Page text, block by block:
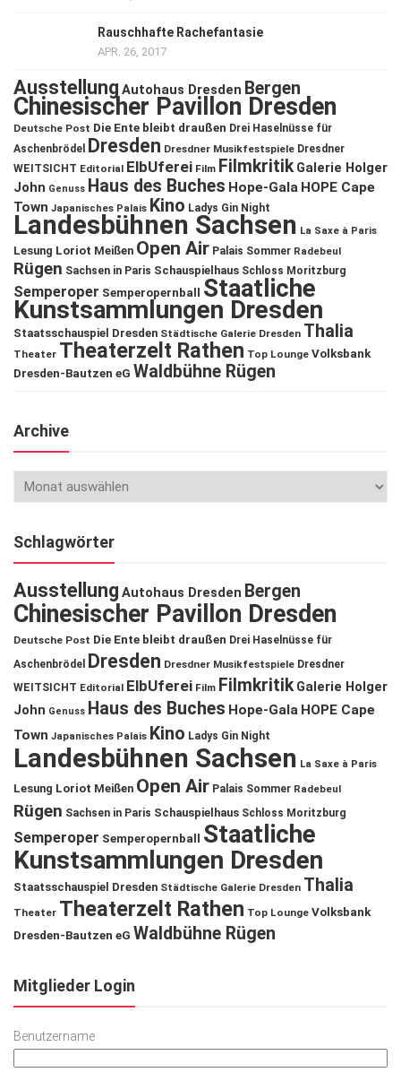
Rauschhafte Rachefantasie
APR. 26, 2017
Ausstellung Autohaus Dresden Bergen
Chinesischer Pavillon Dresden
Deutsche Post Die Ente bleibt draußen Drei Haselnüsse für
Aschenbrödel
Dresden Dresdner Musikfestspiele Dresdner
WEITSICHT Editorial ElbUferei Film Filmkritik Galerie Holger
John Genuss Haus des Buches Hope-Gala HOPE Cape
Town Japanisches Palais Kino Ladys Gin Night
Landesbühnen Sachsen La Saxe à Paris
Lesung Loriot Meißen Open Air Palais Sommer Radebeul
Rügen Sachsen in Paris Schauspielhaus Schloss Moritzburg
Semperoper Semperopernball Staatliche
Kunstsammlungen Dresden
Staatsschauspiel Dresden Städtische Galerie Dresden Thalia
Theater Theaterzelt Rathen Top Lounge Volksbank
Dresden-Bautzen eG Waldbühne Rügen
Archive
Schlagwörter
Ausstellung Autohaus Dresden Bergen
Chinesischer Pavillon Dresden
Deutsche Post Die Ente bleibt draußen Drei Haselnüsse für
Aschenbrödel
Dresden Dresdner Musikfestspiele Dresdner
WEITSICHT Editorial ElbUferei Film Filmkritik Galerie Holger
John Genuss Haus des Buches Hope-Gala HOPE Cape
Town Japanisches Palais Kino Ladys Gin Night
Landesbühnen Sachsen La Saxe à Paris
Lesung Loriot Meißen Open Air Palais Sommer Radebeul
Rügen Sachsen in Paris Schauspielhaus Schloss Moritzburg
Semperoper Semperopernball
Staatliche
Kunstsammlungen Dresden
Staatsschauspiel Dresden Städtische Galerie Dresden Thalia
Theater Theaterzelt Rathen Top Lounge Volksbank
Dresden-Bautzen eG Waldbühne Rügen
Mitglieder Login
Benutzername